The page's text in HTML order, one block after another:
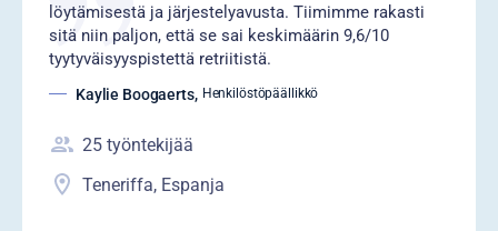
löytämisestä ja järjestelyavusta. Tiimimme rakasti
sitä niin paljon, että se sai keskimäärin 9,6/10
tyytyväisyyspistettä retriitistä.
Kaylie Boogaerts, Henkilöstöpäällikkö
25 työntekijää
Teneriffa, Espanja